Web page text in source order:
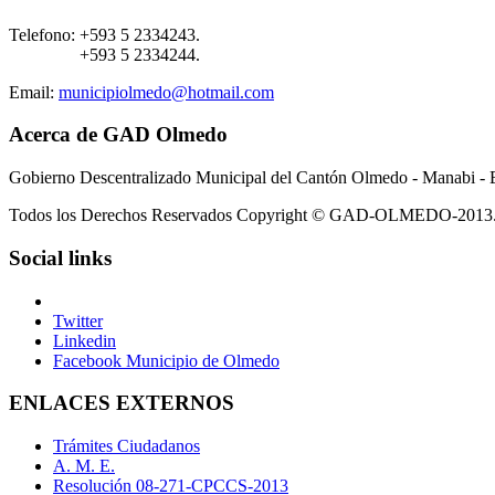
Telefono: +593 5 2334243.
+593 5 2334244.
Email: municipiolmedo@hotmail.com
Acerca de GAD Olmedo
Gobierno Descentralizado Municipal del Cantón Olmedo - Manabi -
Todos los Derechos Reservados Copyright © GAD-OLMEDO-2013.
Social links
Twitter
Linkedin
Facebook Municipio de Olmedo
ENLACES EXTERNOS
Trámites Ciudadanos
A. M. E.
Resolución 08-271-CPCCS-2013